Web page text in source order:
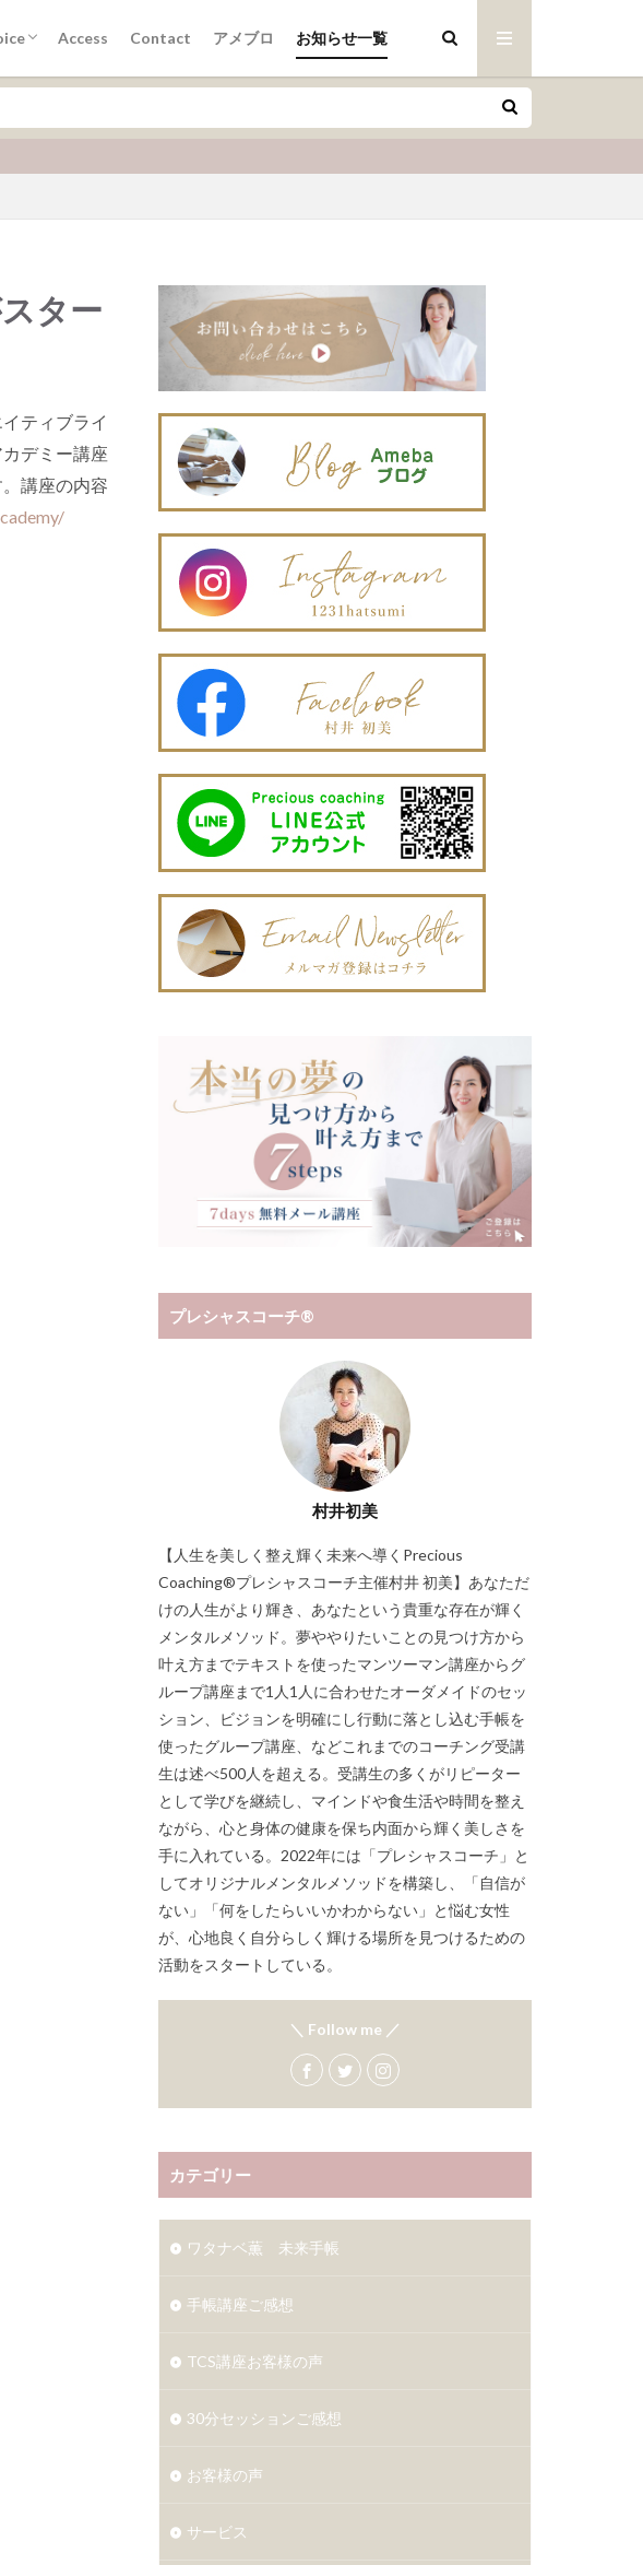
成講座
グPCD３カ月講座
ングTCS講座
ション
講座お客様の声
帳講座ご感想
分セッションご感想
Access Contact アメブロ お知らせ一覧
ター
ティブライ
デミー講座
講座の内容
プレシャスコーチ®
村井初美
【人生を美しく整え輝く未来へ導くPrecious
Coaching®プレシャスコーチ主催村井 初美】あなただ
けの人生がより輝き、あなたという貴重な存在が輝く
メンタルメソッド。夢ややりたいことの見つけ方から
叶え方までテキストを使ったマンツーマン講座からグ
ループ講座まで1人1人に合わせたオーダメイドのセッ
ション、ビジョンを明確にし行動に落とし込む手帳を
使ったグループ講座、などこれまでのコーチング受講
生は述べ500人を超える。受講生の多くがリピーター
として学びを継続し、マインドや食生活や時間を整え
ながら、心と身体の健康を保ち内面から輝く美しさを
手に入れている。2022年には「プレシャスコーチ」と
してオリジナルメンタルメソッドを構築し、「自信が
ない」「何をしたらいいかわからない」と悩む女性
が、心地良く自分らしく輝ける場所を見つけるための
活動をスタートしている。
＼ Follow me ／
カテゴリー
ワタナベ薫 未来手帳
手帳講座ご感想
TCS講座お客様の声
30分セッションご感想
お客様の声
サービス